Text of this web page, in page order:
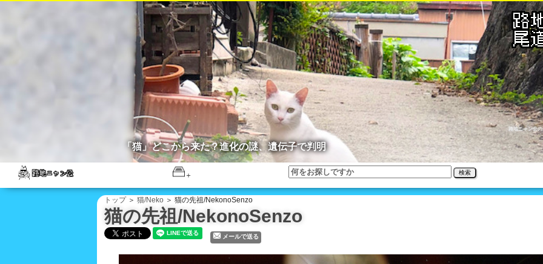
路地ニャン公
検索
「猫」どこから来た？進化の謎、遺伝子で判明
トップ＞ 猫/Neko ＞ 猫の先祖/NekonoSenzo
猫の先祖/NekonoSenzo
メールで送る